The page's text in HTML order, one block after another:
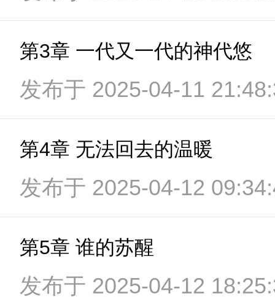
第3章 一代又一代的神代悠
发布于 2025-04-11
第4章 无法回去的温暖
发布于 2025-04-12
第5章 谁的苏醒
发布于 2025-04-12